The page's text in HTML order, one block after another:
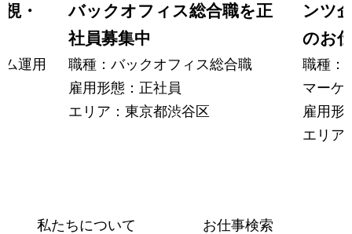
・
運用
バックオフィス総合職を正
社員募集中
職種：バックオフィス総合職
雇用形態：正社員
エリア：東京都渋谷区
ンツ
のお
職種：
マーケ
雇用形
エリア
私たちについて
お仕事検索